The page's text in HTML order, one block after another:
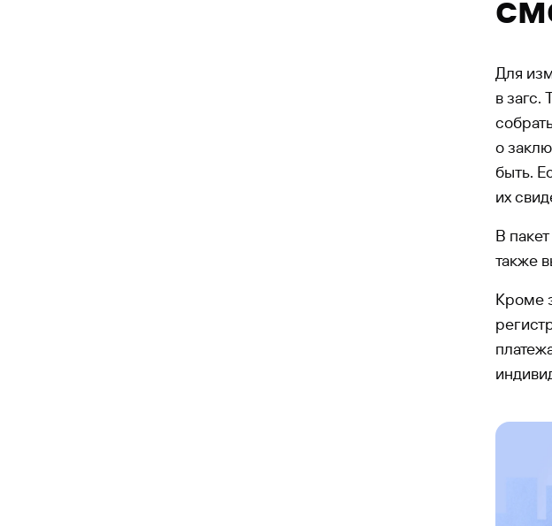
Для
в загс.
о
быть.
их
В
также
Кроме